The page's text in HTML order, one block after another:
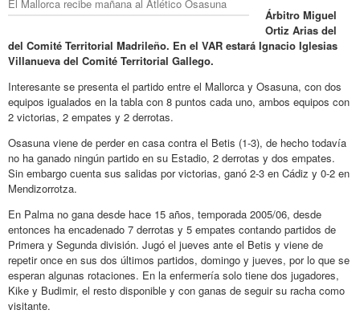
El Mallorca recibe mañana al Atlético Osasuna
Árbitro Miguel
Ortiz Arias del
del Comité Territorial Madrileño. En el VAR estará Ignacio Iglesias
Villanueva del Comité Territorial Gallego.
Interesante se presenta el partido entre el Mallorca y Osasuna, con dos
equipos igualados en la tabla con 8 puntos cada uno, ambos equipos con
2 victorias, 2 empates y 2 derrotas.
Osasuna viene de perder en casa contra el Betis (1-3), de hecho todavía
no ha ganado ningún partido en su Estadio, 2 derrotas y dos empates.
Sin embargo cuenta sus salidas por victorias, ganó 2-3 en Cádiz y 0-2 en
Mendizorrotza.
En Palma no gana desde hace 15 años, temporada 2005/06, desde
entonces ha encadenado 7 derrotas y 5 empates contando partidos de
Primera y Segunda división. Jugó el jueves ante el Betis y viene de
repetir once en sus dos últimos partidos, domingo y jueves, por lo que se
esperan algunas rotaciones. En la enfermería solo tiene dos jugadores,
Kike y Budimir, el resto disponible y con ganas de seguir su racha como
visitante.